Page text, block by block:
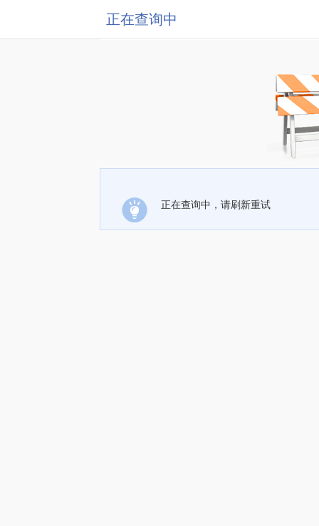
正在查询中
正在查询中，请刷新重试